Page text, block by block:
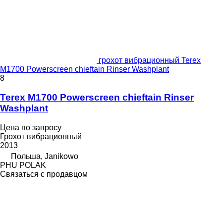
грохот вибрационный Terex
M1700 Powerscreen chieftain Rinser Washplant
8
Terex M1700 Powerscreen chieftain Rinser
Washplant
Цена по запросу
Грохот вибрационный
2013
Польша, Janikowo
PHU POLAK
Связаться с продавцом